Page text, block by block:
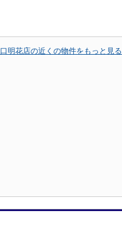
明花店の近くの物件をもっと見る